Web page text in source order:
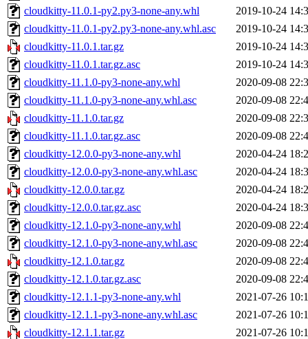
cloudkitty-11.0.1-py2.py3-none-any.whl
2019-10-24
cloudkitty-11.0.1-py2.py3-none-any.whl.asc
2019-10-24
cloudkitty-11.0.1.tar.gz
2019-10-24
cloudkitty-11.0.1.tar.gz.asc
2019-10-24
cloudkitty-11.1.0-py3-none-any.whl
2020-09-08
cloudkitty-11.1.0-py3-none-any.whl.asc
2020-09-08
cloudkitty-11.1.0.tar.gz
2020-09-08
cloudkitty-11.1.0.tar.gz.asc
2020-09-08
cloudkitty-12.0.0-py3-none-any.whl
2020-04-24
cloudkitty-12.0.0-py3-none-any.whl.asc
2020-04-24
cloudkitty-12.0.0.tar.gz
2020-04-24
cloudkitty-12.0.0.tar.gz.asc
2020-04-24
cloudkitty-12.1.0-py3-none-any.whl
2020-09-08
cloudkitty-12.1.0-py3-none-any.whl.asc
2020-09-08
cloudkitty-12.1.0.tar.gz
2020-09-08
cloudkitty-12.1.0.tar.gz.asc
2020-09-08
cloudkitty-12.1.1-py3-none-any.whl
2021-07-26
cloudkitty-12.1.1-py3-none-any.whl.asc
2021-07-26
cloudkitty-12.1.1.tar.gz
2021-07-26